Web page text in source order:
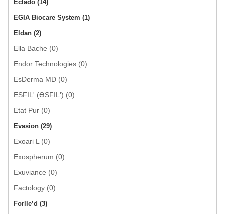
Eclado (14)
EGIA Biocare System (1)
Eldan (2)
Ella Bache (0)
Endor Technologies (0)
EsDerma MD (0)
ESFIL' (ƏSFIL') (0)
Etat Pur (0)
Evasion (29)
Exoari L (0)
Exospherum (0)
Exuviance (0)
Factology (0)
Forlle’d (3)